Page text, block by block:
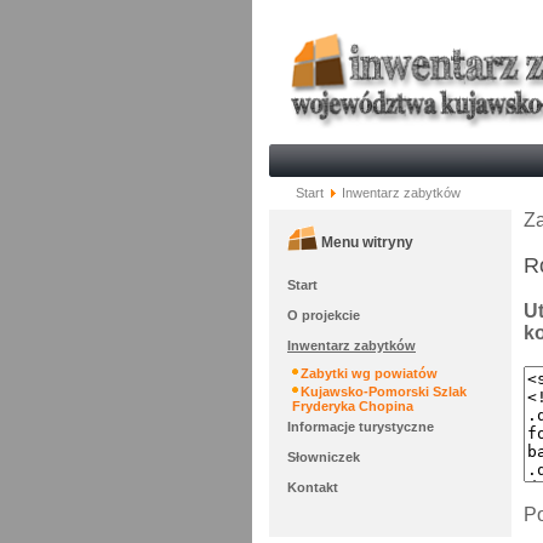
Start Inwentarz zabytków
Menu witryny
Start
O projekcie
Inwentarz zabytków
Zabytki wg powiatów
Kujawsko-Pomorski Szlak
Fryderyka Chopina
Informacje turystyczne
Słowniczek
Kontakt